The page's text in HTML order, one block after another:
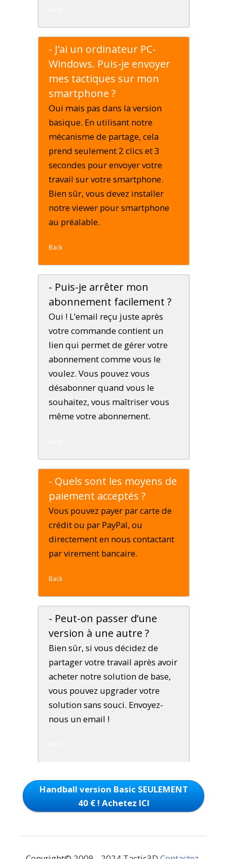
- J’ai un ordinateur PC-
Windows. Puis-je envoyer
mes tactiques sur mon
smartphone ?
Oui mais pas dans la version
basique. En utilisant notre
mécanisme de partage, cela
prend seulement 2 clics et 3
secondes pour envoyer votre
travail sur votre smartphone.
Bien sûr, vous devez installer
notre viewer pour smartphone
au préalable.
Back
- Puis-je arrêter mon
abonnement facilement ?
Oui ! L’email reçu juste après
votre commande contient un
lien qui permet de gérer votre
abonnement comme vous le
voulez. Vous pouvez vous
désabonner quand vous le
souhaitez, vous maîtriser vous
même votre abonnement.
- Quels sont les moyens de
paiement acceptés ?
Vous pouvez payer par carte de
crédit ou par PayPal, ou
directement en nous contactant
par virement bancaire.
Back
- Peut-on passer d’une
version à une autre ?
Bien sûr, si vous décidez de
partager votre travail après avoir
acheter notre solution de base,
vous pouvez upgrader votre
solution sans souci. Envoyez-
nous un email !
Handball version Basic SEULEMENT
40 € ! Achetez ICI